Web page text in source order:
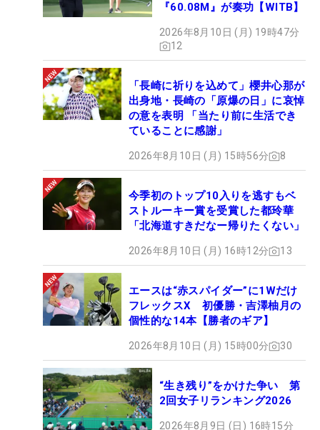
『60.08M』が奏功【WITB】
2026年8月10日 (月) 19時47分
12
「長崎に祈りを込めて」櫻井心那が
出身地・長崎の「原爆の日」に哀悼
の意を表明 「当たり前に生活でき
ていることに感謝」
2026年8月10日 (月) 15時56分 8
今季初のトップ10入りを逃すもベ
ストルーキー賞を受賞した都玲華
「北海道すきだなー帰りたくない」
2026年8月10日 (月) 16時12分 13
エースは“赤スパイダー”に1Wだけ
フレックスX 初優勝・吉澤柚月の
個性的な14本【勝者のギア】
2026年8月10日 (月) 15時00分 30
“生き残り”をかけた争い 第
2回女子リランキング2026
2026年8月9日 (日) 16時15分